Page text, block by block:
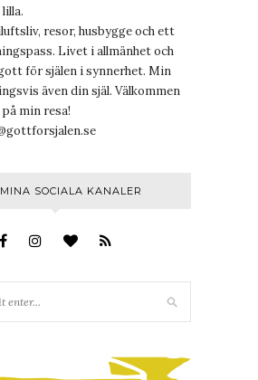
resor, husbygge och ett
Livet i allmänhet och
för själen i synnerhet. Min
även din själ. Välkommen
min resa!
SOCIALA KANALER